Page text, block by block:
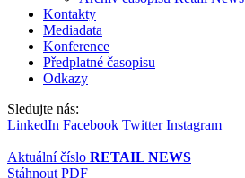
Kontakty
Mediadata
Konference
Předplatné časopisu
Odkazy
Sledujte nás:
LinkedIn Facebook Twitter Instagram
Aktuální číslo RETAIL NEWS
Stáhnout PDF